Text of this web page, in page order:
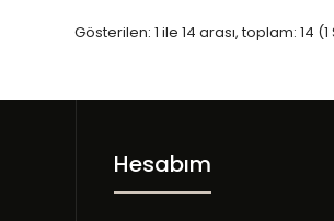
Gösterilen: 1 ile 14 arası, toplam: 14
Hesabım